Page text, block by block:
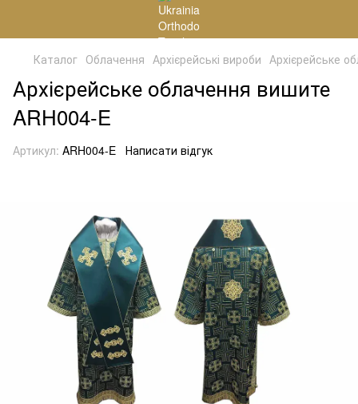
Каталог Облачення Архієрейські вироби Архієрейське
Архієрейське облачення вишите
ARH004-E
Артикул: ARH004-E Написати відгук